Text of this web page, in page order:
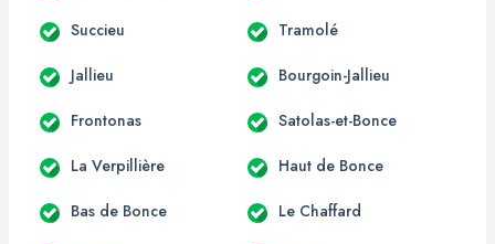
Succieu Tramolé
Jallieu Bourgoin-Jallieu
Frontonas Satolas-et-Bonce
La Verpillière Haut de Bonce
Bas de Bonce Le Chaffard